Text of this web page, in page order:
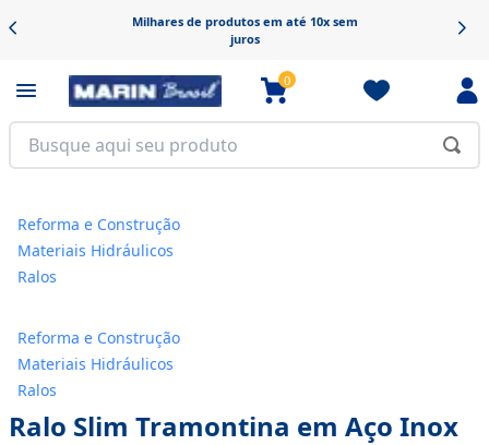
de produtos em até 10x sem
0
Reforma e Construção
Materiais Hidráulicos
Ralos
Reforma e Construção
Materiais Hidráulicos
Ralos
Ralo Slim Tramontina em Aço Inox